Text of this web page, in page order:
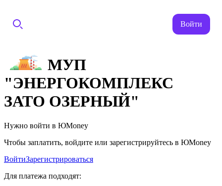
Войти
МУП
"ЭНЕРГОКОМПЛЕКС
ЗАТО ОЗЕРНЫЙ"
Нужно войти в ЮMoney
Чтобы заплатить, войдите или зарегистрируйтесь в ЮMoney
ВойтиЗарегистрироваться
Для платежа подходят: